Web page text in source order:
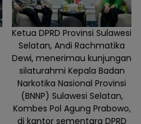
Ketua DPRD Provinsi Sulawesi
Selatan, Andi Rachmatika
Dewi, menerimau kunjungan
silaturahmi Kepala Badan
Narkotika Nasional Provinsi
(BNNP) Sulawesi Selatan,
Kombes Pol Agung Prabowo,
di kantor sementara DPRD